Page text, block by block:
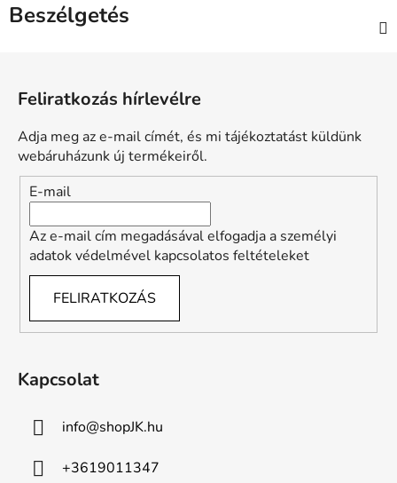
Beszélgetés
Feliratkozás hírlevélre
Adja meg az e-mail címét, és mi tájékoztatást küldünk
webáruházunk új termékeiről.
E-mail
Az e-mail cím megadásával elfogadja a személyi
adatok védelmével kapcsolatos feltételeket
FELIRATKOZÁS
Kapcsolat
info@shopJK.hu
+3619011347